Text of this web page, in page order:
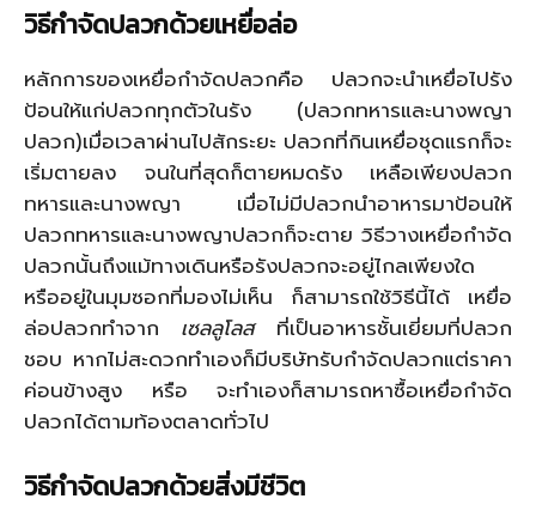
วิธีกำจัดปลวกด้วยเหยื่อล่อ
หลักการของเหยื่อกำจัดปลวกคือ ปลวกจะนำเหยื่อไปรัง
ป้อนให้แก่ปลวกทุกตัวในรัง (ปลวกทหารและนางพญา
ปลวก)เมื่อเวลาผ่านไปสักระยะ ปลวกที่กินเหยื่อชุดแรกก็จะ
เริ่มตายลง จนในที่สุดก็ตายหมดรัง เหลือเพียงปลวก
ทหารและนางพญา เมื่อไม่มีปลวกนำอาหารมาป้อนให้
ปลวกทหารและนางพญาปลวกก็จะตาย วิธีวางเหยื่อกำจัด
ปลวกนั้นถึงแม้ทางเดินหรือรังปลวกจะอยู่ไกลเพียงใด
หรืออยู่ในมุมซอกที่มองไม่เห็น ก็สามารถใช้วิธีนี้ได้ เหยื่อ
ล่อปลวกทำจาก เซลลูโลสที่เป็นอาหารชั้นเยี่ยมที่ปลวก
ชอบ หากไม่สะดวกทำเองก็มีบริษัทรับกำจัดปลวกแต่ราคา
ค่อนข้างสูง หรือ จะทำเองก็สามารถหาซื้อเหยื่อกำจัด
ปลวกได้ตามท้องตลาดทั่วไป
วิธีกำจัดปลวกด้วยสิ่งมีชีวิต